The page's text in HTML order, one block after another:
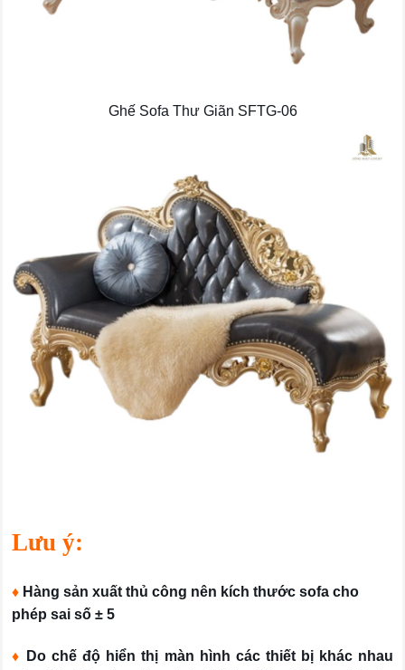
Ghế Sofa Thư Giãn SFTG-06
Lưu ý:
♦ Hàng sản xuất thủ công nên kích thước sofa cho
phép sai số ± 5
♦
Do chế độ hiển thị màn hình các thiết bị khác nhau